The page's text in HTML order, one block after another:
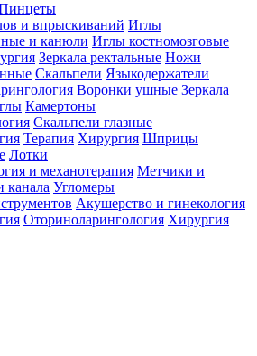
и впрыскиваний Иглы
и канюли Иглы костномозговые
Зеркала ректальные Ножи
Скальпели Языкодержатели
Воронки ушные Зеркала
Камертоны
Скальпели глазные
Терапия Хирургия Шприцы
Лотки
и механотерапия Метчики и
канала Угломеры
Акушерство и гинекология
Оториноларингология Хирургия